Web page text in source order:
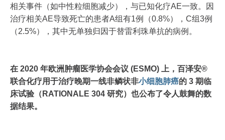
相关事件（如中性粒细胞减少），与已知化疗AE一致。因
治疗相关AE导致死亡的患者A组有1例（0.8%），C组3例
（2.5%），其中无单独归因于替雷利珠单抗的病例。
在 2020 年欧洲肿瘤医学协会会议 (ESMO) 上，百泽安®
联合化疗用于治疗晚期一线非鳞状非小细胞肺癌的 3 期临
床试验（RATIONALE 304 研究）也公布了令人鼓舞的数
据结果。